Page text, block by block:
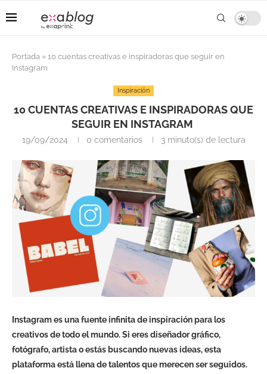
Portada » 10 cuentas creativas e inspiradoras que seguir en
Instagram
Inspiración
10 CUENTAS CREATIVAS E INSPIRADORAS QUE
SEGUIR EN INSTAGRAM
19/09/2024 0 comentarios 3 minuto(s) de lectura
Instagram es una fuente infinita de inspiración para los
creativos de todo el mundo. Si eres diseñador gráfico,
fotógrafo, artista o estás buscando nuevas ideas, esta
plataforma está llena de talentos que merecen ser seguidos.